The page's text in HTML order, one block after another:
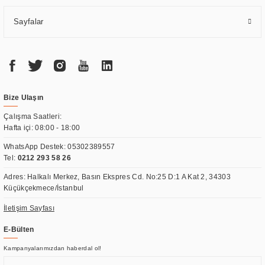
Sayfalar
Bize Ulaşın
Çalışma Saatleri:
Hafta içi: 08:00 - 18:00
WhatsApp Destek:05302389557
Tel: 0212 293 58 26
Adres: Halkalı Merkez, Basın Ekspres Cd. No:25 D:1 A Kat 2, 34303
Küçükçekmece/İstanbul
İletişim Sayfası
E-Bülten
Kampanyalarımızdan haberdal ol!